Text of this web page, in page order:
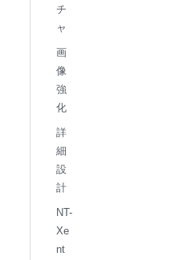
チ
ャ
画
像
強
化
詳
細
設
計
NT-
Xe
nt